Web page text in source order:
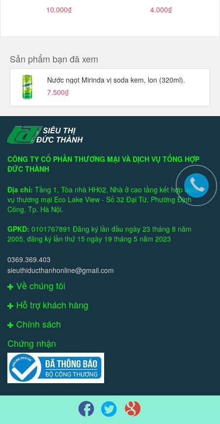
10.000₫
4.000₫
Sản phẩm bạn đã xem
Nước ngọt Mirinda vị soda kem, lon (320ml).
7.500₫
CÔNG TY CỔ PHẦN THƯƠNG MẠI VÀ DỊCH VỤ TỔNG HỢP
ĐỨC THÀNH
Địa chỉ: Tầng 1, Tòa nhà HH02, Nhà ở cao tầng kết hợp dịch
vụ thương mại Eco Lake View - Số 32 Đại Từ, Phường Định
Công, Tp. Hà Nội.
GPKD: 0101767891 Đăng ký lần đầu ngày 23 tháng 8 năm
2005, đăng ký lần thứ 15 ngày 19 tháng 5 năm 2023
0369.369.403
sieuthiducthanhonline@gmail.com
Về chúng tôi
Hỗ trợ khách hàng
Chính sách
Chứng nhận